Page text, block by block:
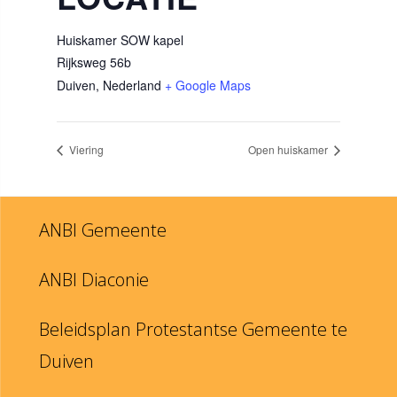
Huiskamer SOW kapel
Rijksweg 56b
Duiven, Nederland + Google Maps
Viering Open huiskamer
ANBI Gemeente
ANBI Diaconie
Beleidsplan Protestantse Gemeente te
Duiven